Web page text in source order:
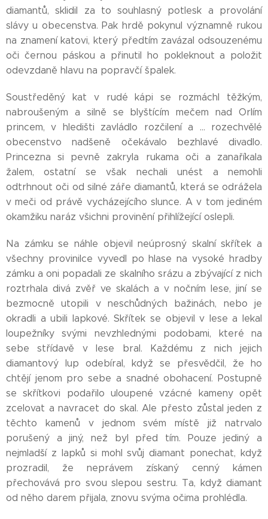
diamantů, sklidil za to souhlasný potlesk a provolání
slávy u obecenstva. Pak hrdě pokynul významně rukou
na znamení katovi, který předtím zavázal odsouzenému
oči černou páskou a přinutil ho pokleknout a položit
odevzdaně hlavu na popravčí špalek.
Soustředěný kat v rudé kápi se rozmáchl těžkým,
nabroušeným a silně se blyštícím mečem nad Orlím
princem, v hledišti zavládlo rozčilení a ... rozechvělé
obecenstvo nadšeně očekávalo bezhlavé divadlo.
Princezna si pevně zakryla rukama oči a zanaříkala
žalem, ostatní se však nechali unést a nemohli
odtrhnout oči od silné záře diamantů, která se odrážela
v meči od právě vycházejícího slunce. A v tom jediném
okamžiku naráz všichni provinění přihlížející oslepli.
Na zámku se náhle objevil neúprosný skalní skřítek a
všechny provinilce vyvedl po hlase na vysoké hradby
zámku a oni popadali ze skalního srázu a zbývající z nich
roztrhala divá zvěř ve skalách a v nočním lese, jiní se
bezmocně utopili v neschůdných bažinách, nebo je
okradli a ubili lapkové. Skřítek se objevil v lese a lekal
loupežníky svými nevzhlednými podobami, které na
sebe střídavě v lese bral. Každému z nich jejich
diamantový lup odebíral, když se přesvědčil, že ho
chtějí jenom pro sebe a snadné obohacení. Postupně
se skřítkovi podařilo uloupené vzácné kameny opět
zcelovat a navracet do skal. Ale přesto zůstal jeden z
těchto kamenů v jednom svém místě již natrvalo
porušený a jiný, než byl před tím. Pouze jediný a
nejmladší z lapků si mohl svůj diamant ponechat, když
prozradil, že neprávem získaný cenný kámen
přechovává pro svou slepou sestru. Ta, když diamant
od něho darem přijala, znovu svýma očima prohlédla.